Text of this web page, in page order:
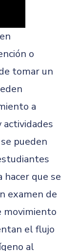
o
tomar un
a
actividades
pueden
hacer que se
examen de
movimiento
el flujo
al